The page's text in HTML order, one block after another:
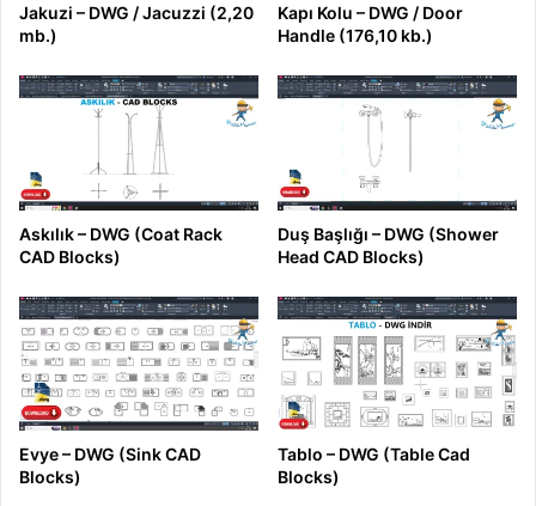
Jakuzi – DWG / Jacuzzi (2,20
mb.)
Kapı Kolu – DWG / Door
Handle (176,10 kb.)
Askılık – DWG (Coat Rack
CAD Blocks)
Duş Başlığı – DWG (Shower
Head CAD Blocks)
Evye – DWG (Sink CAD
Blocks)
Tablo – DWG (Table Cad
Blocks)